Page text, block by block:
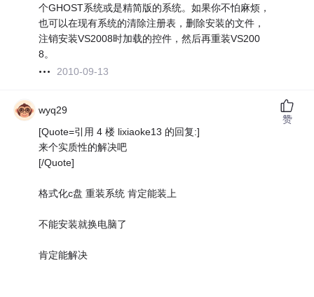
个GHOST系统或是精简版的系统。如果你不怕麻烦，
也可以在现有系统的清除注册表，删除安装的文件，
注销安装VS2008时加载的控件，然后再重装VS200
8。
2010-09-13
wyq29
[Quote=引用 4 楼 lixiaoke13 的回复:]
来个实质性的解决吧
[/Quote]
格式化c盘 重装系统 肯定能装上
不能安装就换电脑了
肯定能解决
赞